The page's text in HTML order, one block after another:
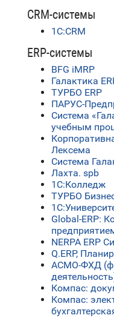
CRM-системы
1С:CRM
ERP-системы
BFG iMRP
Галактика
ТУРБО ERP
ПАРУС-
Система
учебным
Лексема
Система
Лахта. spb
1С:Колледж
ТУРБО
Global-ERP:
NERPA ERP
Q.ERP,
АСМО-ФХД
Компас:
Компас: